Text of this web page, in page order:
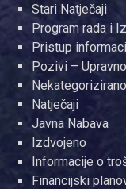
Stari Natječaji
Program rada i
Pristup
Pozivi –
Nekategorizirano
Natječaji
Javna Nabava
Izdvojeno
Informacije o
Financijski